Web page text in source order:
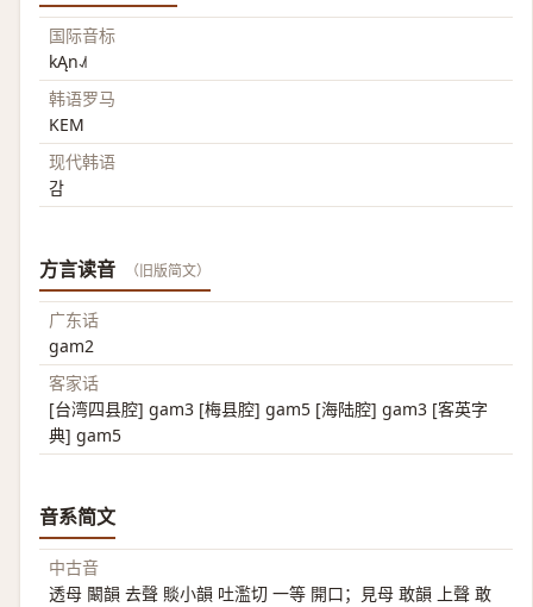
国际音标
kĄn˨˩˦
韩语罗马
KEM
现代韩语
감
方言读音 （旧版简文）
广东话
gam2
客家话
[台湾四县腔] gam3 [梅县腔] gam5 [海陆腔] gam3 [客英字
典] gam5
音系简文
中古音
透母 闞韻 去聲 賧小韻 吐濫切 一等 開口；見母 敢韻 上聲 敢